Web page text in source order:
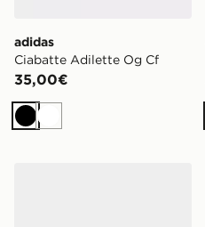
adidas
Ciabatte Adilette Og Cf
35,00€
NeroBianco